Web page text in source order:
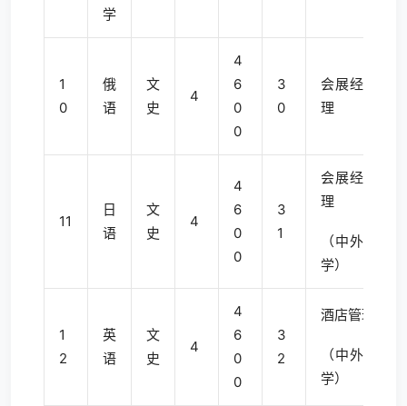
学
1
0
俄
语
文
史
4
4
6
0
0
3
0
会展经济与管
理
11
日
语
文
史
4
4
6
0
0
3
1
会展经济与管
理
（中外合作办
学）
1
2
英
语
文
史
4
4
6
0
0
3
2
酒店管理
（中外合作办
学）